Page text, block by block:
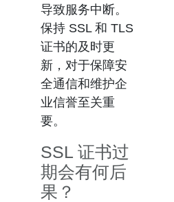
导致服务中断。
保持 SSL 和 TLS
证书的及时更
新，对于保障安
全通信和维护企
业信誉至关重
要。
SSL 证书过
期会有何后
果？